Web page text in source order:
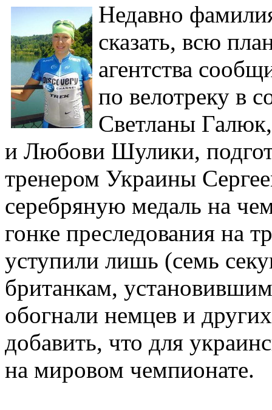
Недавно
сказать, всю
агентства
по велотреку в
Светланы
и Любови Шулики,
тренером Украины
серебряную медаль на
гонке преследования на
уступили лишь (семь
британкам,
обогнали немцев и
добавить, что для
на мировом чемпионате.